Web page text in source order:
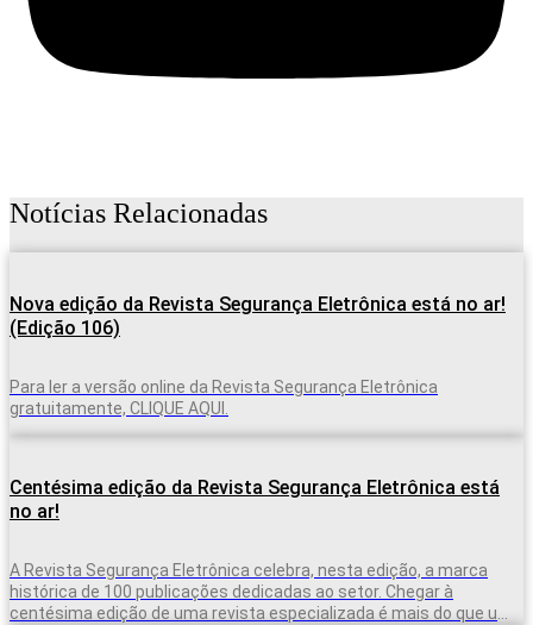
Notícias Relacionadas
Nova edição da Revista Segurança Eletrônica está no ar!
(Edição 106)
Para ler a versão online da Revista Segurança Eletrônica
gratuitamente, CLIQUE AQUI.
Centésima edição da Revista Segurança Eletrônica está
no ar!
A Revista Segurança Eletrônica celebra, nesta edição, a marca
histórica de 100 publicações dedicadas ao setor. Chegar à
centésima edição de uma revista especializada é mais do que uma